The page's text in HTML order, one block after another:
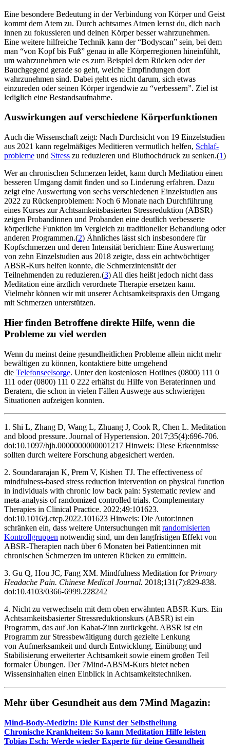
Eine beson­dere Bedeu­tung in der Ver­bin­dung von Körper und Geist
kommt dem Atem zu. Durch acht­sa­mes Atmen lernst du, dich nach
innen zu fokus­sie­ren und deinen Körper besser wahrzunehmen.
Eine weitere hilfreiche Technik kann der “Bodyscan” sein, bei dem
man “von Kopf bis Fuß” genau in alle Körperregionen hineinfühlt,
um wahrzunehmen wie es zum Beispiel dem Rücken oder der
Bauchgegend gerade so geht, welche Empfindungen dort
wahrzunehmen sind. Dabei geht es nicht darum, sich etwas
einzureden oder seinen Körper irgendwie zu “verbessern”. Ziel ist
lediglich eine Bestandsaufnahme.
Auswirkungen auf verschiedene Körperfunktionen
Auch die Wissenschaft zeigt: Nach Durchsicht von 19 Einzelstudien
aus 2021 kann regelmäßiges Meditieren vermutlich helfen, Schlaf­
pro­ble­me und Stress zu reduzieren und Bluthochdruck zu senken.(1)
Wer an chronischen Schmerzen leidet, kann durch Meditation einen
besseren Umgang damit finden und so Linderung erfahren. Dazu
zeigt eine Auswertung von sechs verschiedenen Einzelstudien aus
2022 zu Rückenproblemen: Noch 6 Monate nach Durchführung
eines Kurses zur Achtsamkeitsbasierten Stressreduktion (ABSR)
zeigen Probandinnen und Probanden eine deutlich verbesserte
körperliche Funktion im Vergleich zu traditioneller Behandlung oder
anderen Programmen.(2) Ähnliches lässt sich insbesondere für
Kopfschmerzen und deren Intensität berichten: Eine Auswertung
von zehn Einzelstudien aus 2018 zeigte, dass ein achtwöchtiger
ABSR-Kurs helfen konnte, die Schmerzintensität der
Teilnehmenden zu reduzieren.(3) All dies heißt jedoch nicht dass
Meditation eine ärztlich verordnete Therapie ersetzen kann.
Vielmehr können wir mit unserer Achtsamkeitspraxis den Umgang
mit Schmerzen unterstützen.
Hier finden Betroffene direkte Hilfe, wenn die
Probleme zu viel werden
Wenn du meinst deine gesundheitlichen Probleme allein nicht mehr
bewältigen zu können, kontaktiere bitte umgehend
die Telefonseelsorge. Unter den kostenlosen Hotlines (0800) 111 0
111 oder (0800) 111 0 222 erhältst du Hilfe von Beraterinnen und
Beratern, die schon in vielen Fällen Auswege aus schwierigen
Situationen aufzeigen konnten.
1. Shi L, Zhang D, Wang L, Zhuang J, Cook R, Chen L. Meditation
and blood pressure. Journal of Hypertension. 2017;35(4):696-706.
doi:10.1097/hjh.0000000000001217 Hinweis: Diese Erkenntnisse
sollten durch weitere Forschung abgesichert werden.
2. Soundararajan K, Prem V, Kishen TJ. The effectiveness of
mindfulness-based stress reduction intervention on physical function
in individuals with chronic low back pain: Systematic review and
meta-analysis of randomized controlled trials. Complementary
Therapies in Clinical Practice. 2022;49:101623.
doi:10.1016/j.ctcp.2022.101623 ‌Hinweis: Die Autor:innen
schränken ein, dass weitere Untersuchungen mit randomisierten
Kontrollgruppen notwendig sind, um den langfristigen Effekt von
ABSR-Therapien nach über 6 Monaten bei Patient:innen mit
chronischen Schmerzen im unteren Rücken zu ermitteln.
3. Gu Q, Hou JC, Fang XM. Mindfulness Meditation for Primary
Headache Pain. Chinese Medical Journal. 2018;131(7):829-838.
doi:10.4103/0366-6999.228242
4. Nicht zu verwechseln mit dem oben erwähnten ABSR-Kurs. Ein
Achtsamkeitsbasierter Stressreduktionskurs (ABSR) ist ein
Programm, das auf Jon Kabat-Zinn zurückgeht. ABSR ist ein
Programm zur Stressbewältigung durch gezielte Lenkung
von Aufmerksamkeit und durch Entwicklung, Einübung und
Stabilisierung erweiterter Achtsamkeit sowie einem großen Teil
formaler Übungen. Der 7Mind-ABSM-Kurs bietet neben
Wissensinhalten einen Einblick in Achtsamkeitstechniken.
Mehr über Gesund­heit aus dem 7Mind Maga­zin:
Mind-Body-Medi­zin: Die Kunst der Selbst­hei­lung
Chro­ni­sche Krank­hei­ten: So kann Medi­ta­tion Hilfe leis­ten
Tobias Esch: Werde wieder Experte für deine Gesund­heit